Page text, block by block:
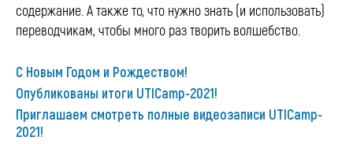
содержание. А также то, что нужно знать (и использовать)
переводчикам, чтобы много раз творить волшебство.
С Новым Годом и Рождеством!
Опубликованы итоги UTICamp-2021!
Приглашаем смотреть полные видеозаписи UTICamp-
2021!